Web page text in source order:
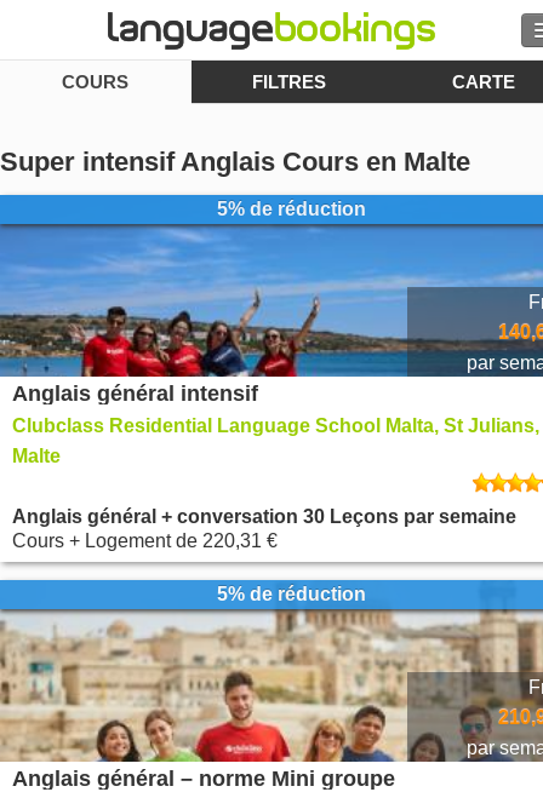
Rechercher
PARCOURIR
Se connecter
Aide
Monnaie €
Langue
COURS FILTRES CARTE
Super intensif Anglais Cours en Malte
5% de réduction
par
Anglais général intensif
Clubclass Residential Language School Malta, St Julians,
Malte
Anglais général + conversation 30 Leçons par semaine
Cours + Logementde 220,31 €
5% de réduction
par
Anglais général – norme Mini groupe